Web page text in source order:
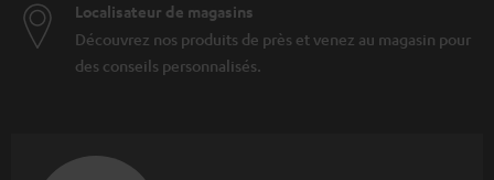
Localisateur de magasins
Découvrez nos produits de près et venez au magasin pour
des conseils personnalisés.